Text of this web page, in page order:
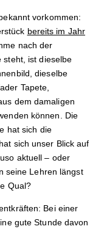
vorkommen:
bereits im Jahr
nach der
steht, ist dieselbe
dieselbe
Tapete,
dem damaligen
können. Die
hat sich die
sich unser Blick auf
aktuell – oder
seine Lehren längst
Qual?
Bei einer
gute Stunde davon